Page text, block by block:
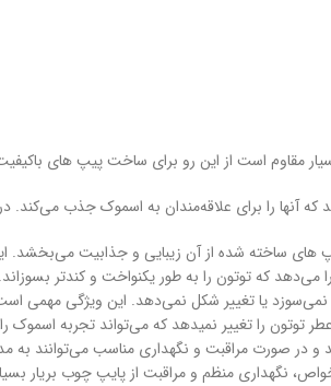
مقاوم است از این رو برای ساخت پیپ های
را برای علاقه‌مندان به اسموک جذب می‌کند.
های ساخته شده از آن زیبایی و جذابیت می‌بخشد.
که توتون را به طور یکنواخت و کندتر
یا تغییر شکل نمی‌دهد. این ویژگی مهمی
را تغییر نمیدهد که می‌تواند تجربه اسموک
و در صورت مراقبت و نگهداری مناسب می‌توانند به
نگهداری منظم و مراقبت از پایپ چوب بریار